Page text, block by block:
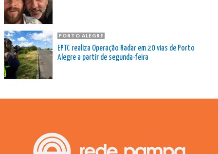
PORTO ALEGRE
EPTC realiza Operação Radar em 20 vias de Porto
Alegre a partir de segunda-feira